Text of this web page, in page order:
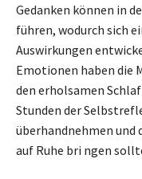
Gedanken können in
führen, wodurch sich
Auswirkungen
Emotionen haben die
den erholsamen
Stunden der
überhandnehmen und
auf Ruhe bri ngen